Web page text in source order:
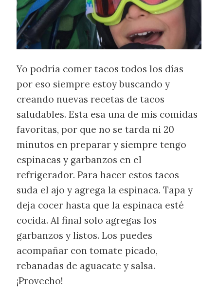
Yo podría comer tacos todos los días
por eso siempre estoy buscando y
creando nuevas recetas de tacos
saludables. Esta esa una de mis comidas
favoritas, por que no se tarda ni 20
minutos en preparar y siempre tengo
espinacas y garbanzos en el
refrigerador. Para hacer estos tacos
suda el ajo y agrega la espinaca. Tapa y
deja cocer hasta que la espinaca esté
cocida. Al final solo agregas los
garbanzos y listos. Los puedes
acompañar con tomate picado,
rebanadas de aguacate y salsa.
¡Provecho!